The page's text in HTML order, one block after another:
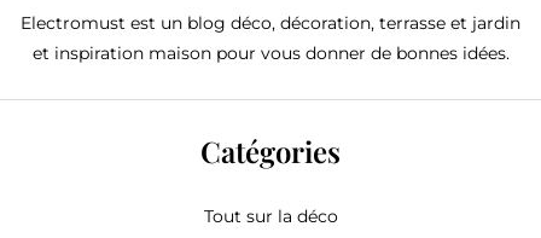
Electromust est un blog déco, décoration, terrasse et jardin
et inspiration maison pour vous donner de bonnes idées.
Catégories
Tout sur la déco